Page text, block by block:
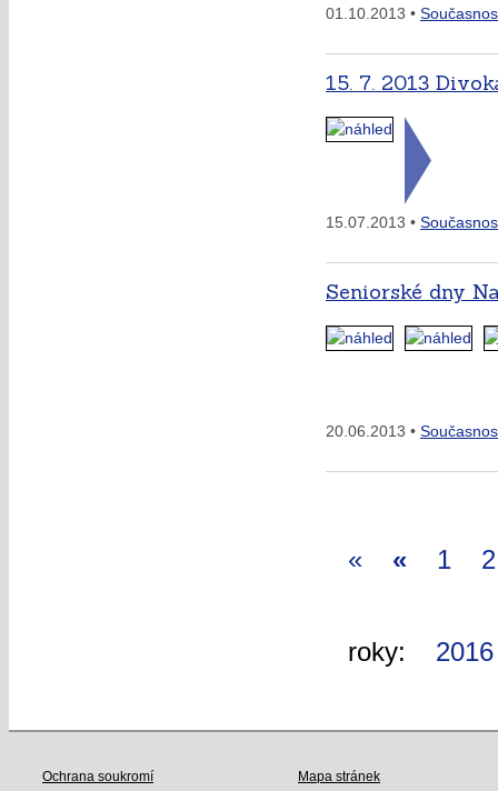
01.10.2013 •
15. 7. 2013
15.07.2013 •
Seniorské dny
20.06.2013 •
« « 1 2
roky: 2016
Ochrana soukromí
Mapa stránek